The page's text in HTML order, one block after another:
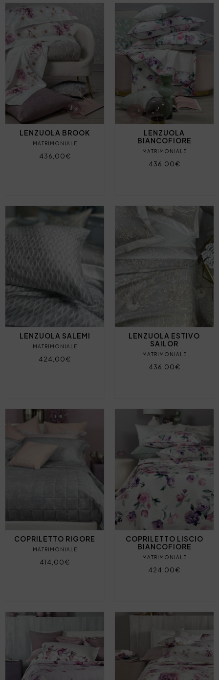
LENZUOLA BROOK
MATRIMONIALE
436,00€
LENZUOLA
BIANCOFIORE
MATRIMONIALE
436,00€
LENZUOLA SALEMI
MATRIMONIALE
424,00€
LENZUOLA ESTIVO
SAILOR
MATRIMONIALE
436,00€
COPRILETTO RIGORE
MATRIMONIALE
414,00€
COPRILETTO LISCIO
BIANCOFIORE
MATRIMONIALE
424,00€